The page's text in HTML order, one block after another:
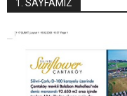
1. SAYFAMIZ